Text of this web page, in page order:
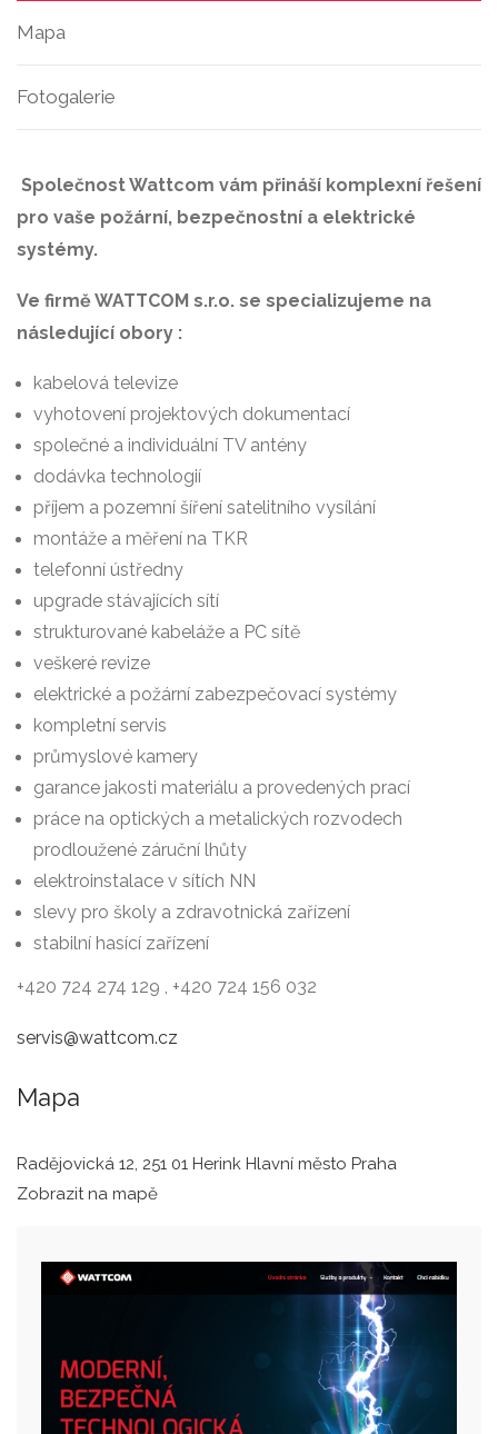
Mapa
Fotogalerie
Společnost Wattcom vám přináší komplexní řešení
pro vaše požární, bezpečnostní a elektrické
systémy.
Ve firmě WATTCOM s.r.o. se specializujeme na
následující obory :
kabelová televize
vyhotovení projektových dokumentací
společné a individuální TV antény
dodávka technologií
příjem a pozemní šíření satelitního vysílání
montáže a měření na TKR
telefonní ústředny
upgrade stávajících sítí
strukturované kabeláže a PC sítě
veškeré revize
elektrické a požární zabezpečovací systémy
kompletní servis
průmyslové kamery
garance jakosti materiálu a provedených prací
práce na optických a metalických rozvodech
prodloužené záruční lhůty
elektroinstalace v sítích NN
slevy pro školy a zdravotnická zařízení
stabilní hasící zařízení
+420 724 274 129 , +420 724 156 032
servis@wattcom.cz
Mapa
Radějovická 12, 251 01 Herink Hlavní město Praha
Zobrazit na mapě